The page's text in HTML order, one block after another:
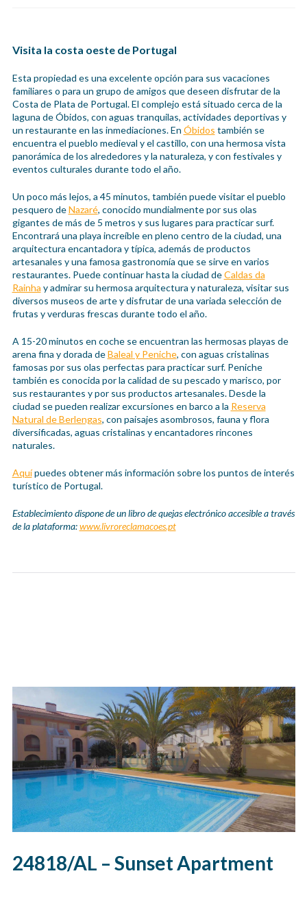
Visita la costa oeste de Portugal
Esta propiedad es una excelente opción para sus vacaciones
familiares o para un grupo de amigos que deseen disfrutar de la
Costa de Plata de Portugal. El complejo está situado cerca de la
laguna de Óbidos, con aguas tranquilas, actividades deportivas y
un restaurante en las inmediaciones. En Óbidos también se
encuentra el pueblo medieval y el castillo, con una hermosa vista
panorámica de los alrededores y la naturaleza, y con festivales y
eventos culturales durante todo el año.
Un poco más lejos, a 45 minutos, también puede visitar el pueblo
pesquero deNazaré, conocido mundialmente por sus olas
gigantes de más de 5 metros y sus lugares para practicar surf.
Encontrará una playa increíble en pleno centro de la ciudad, una
arquitectura encantadora y típica, además de productos
artesanales y una famosa gastronomía que se sirve en varios
restaurantes. Puede continuar hasta la ciudad deCaldas da
Rainha y admirar su hermosa arquitectura y naturaleza, visitar sus
diversos museos de arte y disfrutar de una variada selección de
frutas y verduras frescas durante todo el año.
A 15-20 minutos en coche se encuentran las hermosas playas de
arena fina y dorada deBaleal y Peniche, con aguas cristalinas
famosas por sus olas perfectas para practicar surf. Peniche
también es conocida por la calidad de su pescado y marisco, por
sus restaurantes y por sus productos artesanales. Desde la
ciudad se pueden realizar excursiones en barco a la Reserva
Natural de Berlengas, con paisajes asombrosos, fauna y flora
diversificadas, aguas cristalinas y encantadores rincones
naturales.
Aquípuedes obtener más información sobre los puntos de interés
turístico de Portugal.
Establecimiento dispone de un libro de quejas electrónico accesible a través
de la plataforma:www.livroreclamacoes.pt
24818/AL – Sunset Apartment